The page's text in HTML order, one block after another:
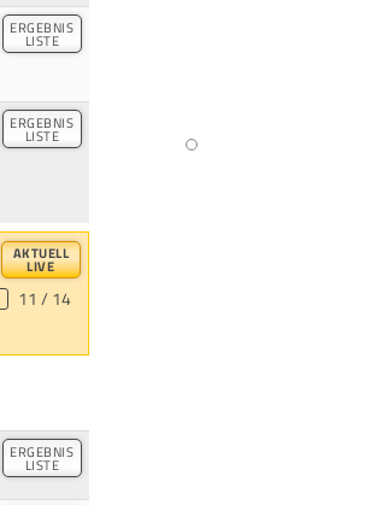
ERGEBNIS
LISTE
ERGEBNIS
LISTE
AKTUELL
LIVE
11 / 14
ERGEBNIS
LISTE